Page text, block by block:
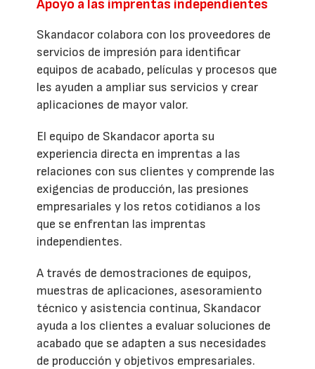
Apoyo a las imprentas independientes
Skandacor colabora con los proveedores de
servicios de impresión para identificar
equipos de acabado, películas y procesos que
les ayuden a ampliar sus servicios y crear
aplicaciones de mayor valor.
El equipo de Skandacor aporta su
experiencia directa en imprentas a las
relaciones con sus clientes y comprende las
exigencias de producción, las presiones
empresariales y los retos cotidianos a los
que se enfrentan las imprentas
independientes.
A través de demostraciones de equipos,
muestras de aplicaciones, asesoramiento
técnico y asistencia continua, Skandacor
ayuda a los clientes a evaluar soluciones de
acabado que se adapten a sus necesidades
de producción y objetivos empresariales.